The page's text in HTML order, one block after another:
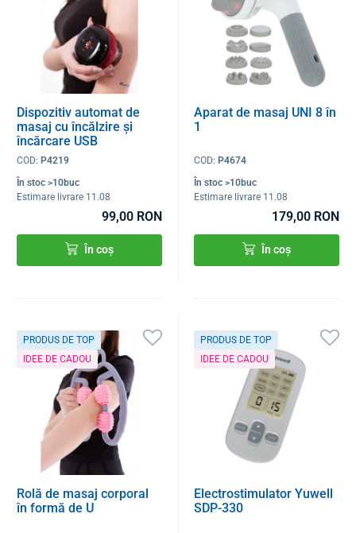
Dispozitiv automat de
masaj cu încălzire și
încărcare USB
COD: P4219
În stoc >10buc
Estimare livrare 11.08
99,00 RON
În coș
Aparat de masaj UNI 8 în
1
COD:P4674
În stoc >10buc
Estimare livrare 11.08
179,00 RON
În coș
PRODUS DE TOP
IDEE DE CADOU
Rolă de masaj corporal
în formă de U
PRODUS DE TOP
IDEE DE CADOU
Electrostimulator Yuwell
SDP-330